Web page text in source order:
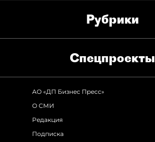
Рубрики
Спец­проекты
АО «ДП Бизнес Пресс»
О СМИ
Редакция
Подписка